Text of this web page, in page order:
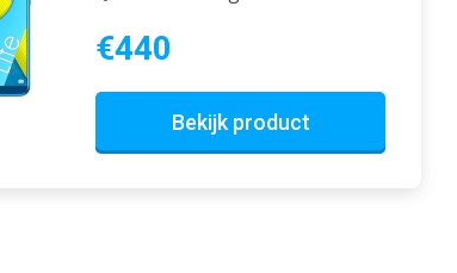
€440
Bekijk product